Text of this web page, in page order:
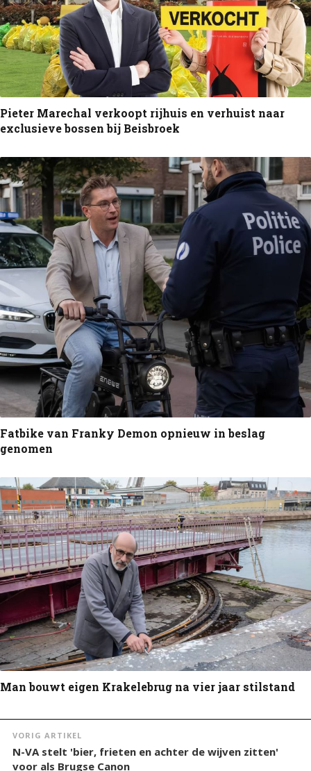
Pieter Marechal verkoopt rijhuis en verhuist naar
exclusieve bossen bij Beisbroek
Fatbike van Franky Demon opnieuw in beslag
genomen
Man bouwt eigen Krakelebrug na vier jaar stilstand
VORIG ARTIKEL
N-VA stelt 'bier, frieten en achter de wijven zitten'
voor als Brugse Canon